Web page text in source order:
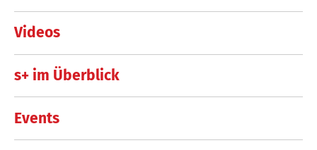
Videos
s+ im Überblick
Events